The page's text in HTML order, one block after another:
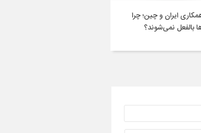
ایران و چین؛ چرا
بالفعل نمی‌شوند؟